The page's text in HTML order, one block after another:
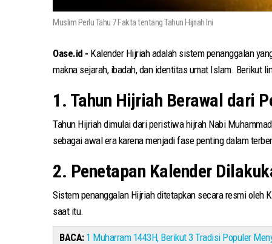
Muslim Perlu Tahu 7 Fakta tentang Tahun Hijriah Ini
Oase.id - Kalender Hijriah adalah sistem penanggalan
makna sejarah, ibadah, dan identitas umat Islam. Berikut
Tahun Hijriah dimulai dari peristiwa hijrah Nabi Muhammad ﷺ dari Mekkah ke Madinah pada tahun 622 Masehi, yang menjadi titik awal perhitungan kalender Islam. Peristiwa ini dipilih
sebagai awal era karena menjadi fase penting dalam
2. Penetapan Kalender
Sistem penanggalan Hijriah ditetapkan secara resmi oleh
saat itu.
BACA:1 Muharram 1443H, Berikut 3 Tradisi Populer